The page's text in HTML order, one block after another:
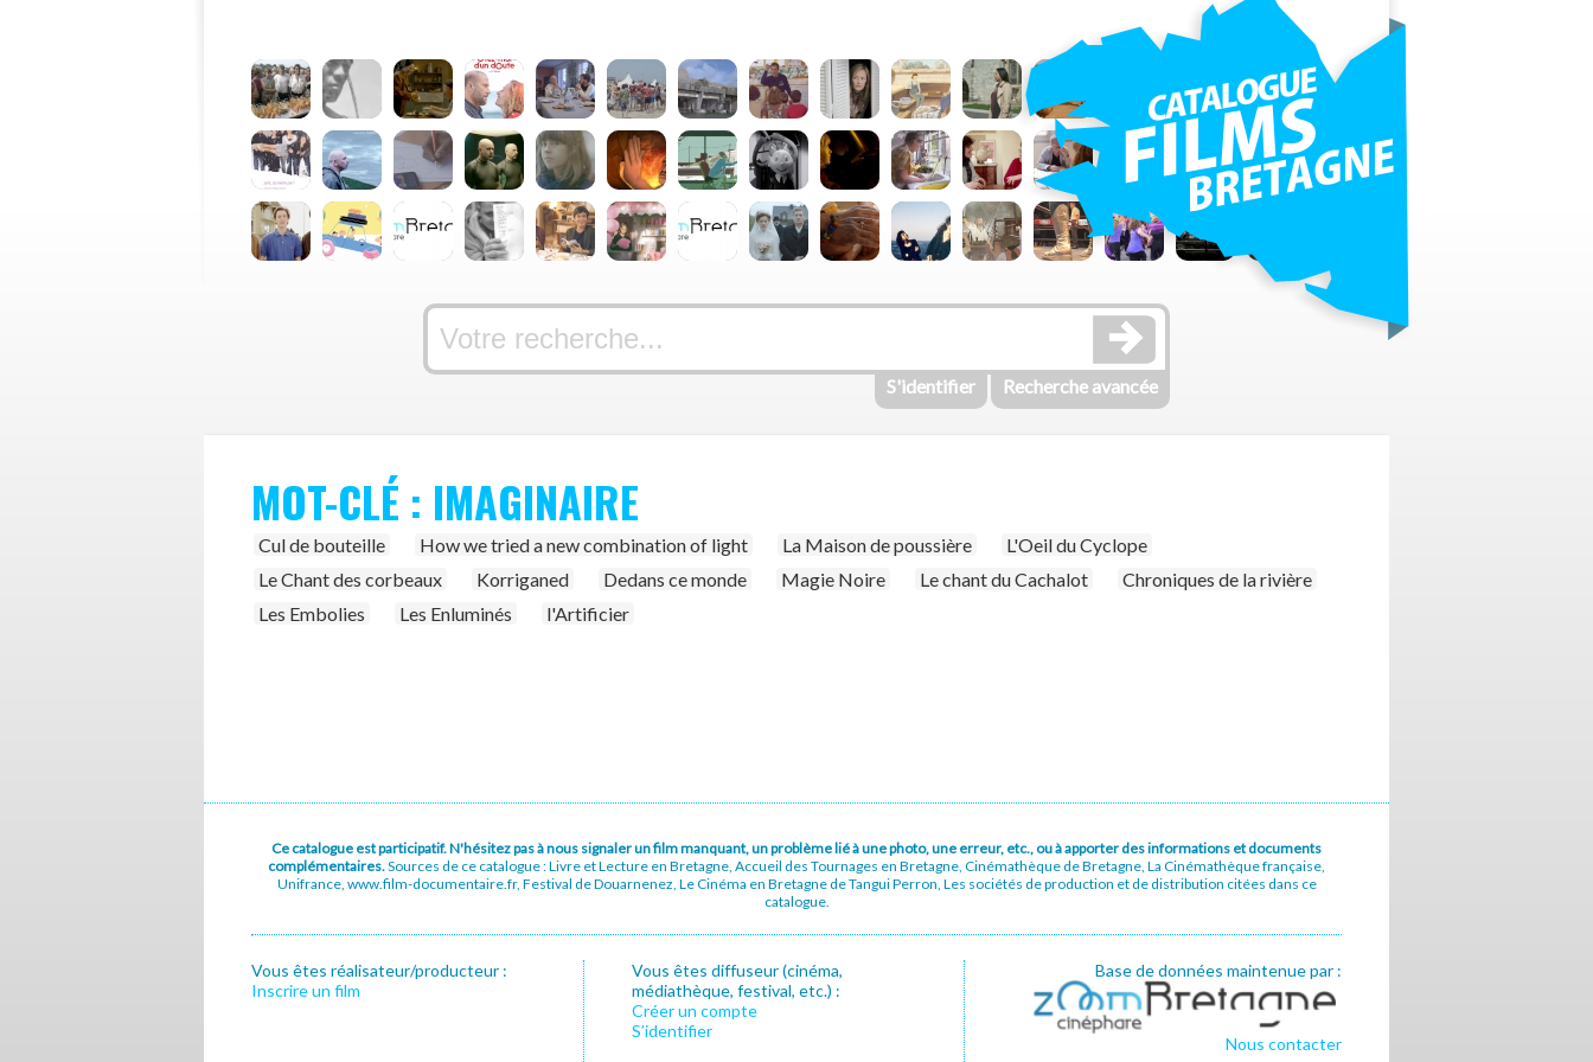
S'identifier Recherche avancée
MOT-CLÉ : IMAGINAIRE
Cul de bouteille How we tried a new combination of light La Maison de poussière
L'Oeil du Cyclope
Le Chant des corbeaux
Korriganed Dedans ce monde Magie Noire Le chant du Cachalot
Chroniques de la rivière
Les Embolies
Les Enluminés l'Artificier
Ce catalogue est participatif. N'hésitez pas à nous signaler un film manquant, un problème lié à une photo, une erreur, etc., ou à apporter des informations et documents
complémentaires.Sources de ce catalogue : Livre et Lecture en Bretagne, Accueil des Tournages en Bretagne, Cinémathèque de Bretagne, La Cinémathèque française,
Unifrance, www.film-documentaire.fr, Festival de Douarnenez, Le Cinéma en Bretagne de Tangui Perron, Les sociétés de production et de distribution citées dans ce
catalogue.
Vous êtes réalisateur/producteur :
Inscrire un film
Vous êtes diffuseur (cinéma,
médiathèque, festival, etc.) :
Créer un compte
S’identifier
Base de données maintenue par :
Nous contacter